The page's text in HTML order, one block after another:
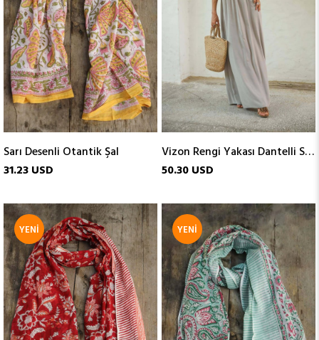
Sarı Desenli Otantik Şal
31.23 USD
Vizon Rengi Yakası Dantelli Sırtı Gipeli Askılı Elbise
50.30 USD
YENI
ÜRÜN
YENI
ÜRÜN